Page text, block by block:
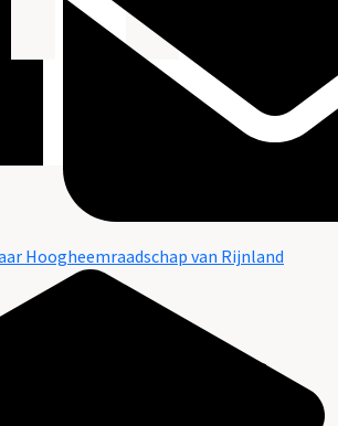
Hoogheemraadschap van Rijnland